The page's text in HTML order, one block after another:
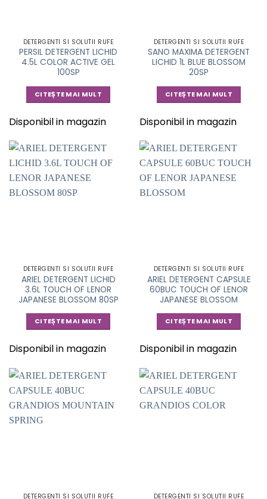
DETERGENTI SI SOLUTII RUFE
PERSIL DETERGENT LICHID
4.5L COLOR ACTIVE GEL
100SP
CITEȘTE MAI MULT
Disponibil in magazin
DETERGENTI SI SOLUTII RUFE
SANO MAXIMA DETERGENT
LICHID 1L BLUE BLOSSOM
20SP
CITEȘTE MAI MULT
Disponibil in magazin
DETERGENTI SI SOLUTII RUFE
ARIEL DETERGENT LICHID
3.6L TOUCH OF LENOR
JAPANESE BLOSSOM 80SP
CITEȘTE MAI MULT
Disponibil in magazin
DETERGENTI SI SOLUTII RUFE
ARIEL DETERGENT CAPSULE
60BUC TOUCH OF LENOR
JAPANESE BLOSSOM
CITEȘTE MAI MULT
Disponibil in magazin
DETERGENTI SI SOLUTII RUFE DETERGENTI SI SOLUTII RUFE